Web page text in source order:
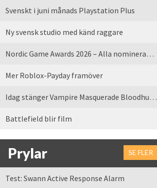
Svenskt i juni månads Playstation Plus
Ny svensk studio med känd raggare
Nordic Game Awards 2026 – Alla nominerade spel
Mer Roblox-Payday framöver
Idag stänger Vampire Masquerade Bloodhunt servrarna
Battlefield blir film
Prylar SE FLER
Test: Swann Active Response Alarm